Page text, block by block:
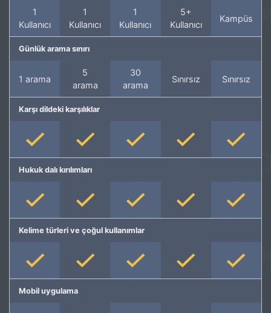
1
Kullanıcı
1
Kullanıcı
1
Kullanıcı
5+
Kullanıcı
Kampüs
Günlük arama sınırı
1 arama
5
arama
30
arama
Sınırsız Sınırsız
Karşı dildeki karşılıklar
Hukuk dalı kırılımları
Kelime türleri ve çoğul kullanımlar
Mobil uygulama